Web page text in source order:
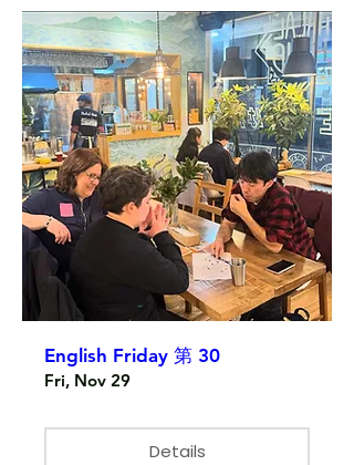
English Friday 第 30
Fri, Nov 29
Details